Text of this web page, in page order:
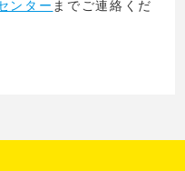
ンター までご連絡くだ